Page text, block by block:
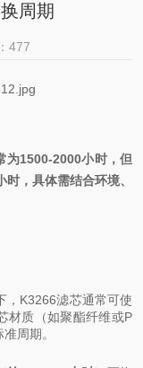
周期
477
为1500-2000小时，但
，具体需结合环境、
，K3266滤芯通常可使
材质（如聚酯纤维或P
周期。